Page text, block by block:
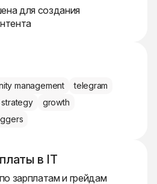
для создания
management
telegram
growth
в IT
зарплатам и грейдам